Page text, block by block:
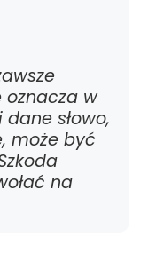
w
słowo,
może być
na